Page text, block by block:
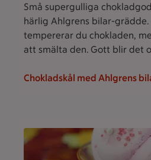
Små supergulliga
härlig Ahlgrens bilar-
tempererar du chokladen,
att smälta den. Gott blir det
Chokladskål med Ahlgrens